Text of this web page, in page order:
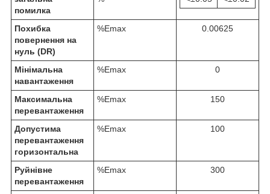
помилка
Похибка
повернення на
нуль (DR)
%Emax 0.00625
Мінімальна
навантаження
%Emax 0
Максимальна
перевантаження
%Emax 150
Допустима
перевантаження
горизонтальна
%Emax 100
Руйнівне
перевантаження
%Emax 300